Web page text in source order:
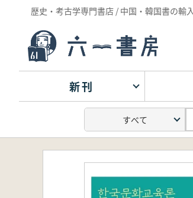
歴史・考古学専門書店 / 中国・韓国書の輸
新刊